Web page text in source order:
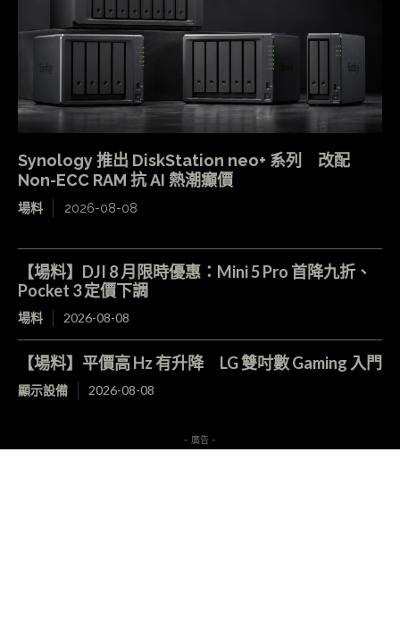
Synology 推出 DiskStation neo+ 系列 改配
Non-ECC RAM 抗 AI 熱潮癲價
場料 2026-08-08
【場料】DJI 8 月限時優惠：Mini 5 Pro 首降九折、
Pocket 3 定價下調
場料 2026-08-08
【場料】平價高 Hz 有升降 LG 雙吋數 Gaming 入門
顯示設備 2026-08-08
- 廣告 -